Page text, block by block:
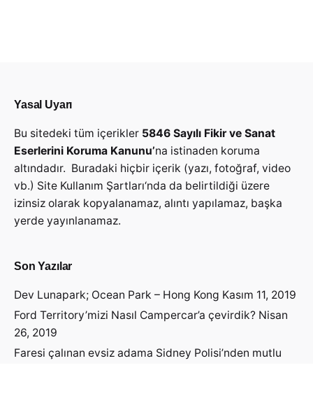
Yasal Uyarı
Bu sitedeki tüm içerikler 5846 Sayılı Fikir ve Sanat
Eserlerini Koruma Kanunu’na istinaden koruma
altındadır. Buradaki hiçbir içerik (yazı, fotoğraf, video
vb.) Site Kullanım Şartları‘nda da belirtildiği üzere
izinsiz olarak kopyalanamaz, alıntı yapılamaz, başka
yerde yayınlanamaz.
Son Yazılar
Dev Lunapark; Ocean Park – Hong Kong Kasım 11, 2019
Ford Territory’mizi Nasıl Campercar’a çevirdik? Nisan
26, 2019
Faresi çalınan evsiz adama Sidney Polisi’nden mutlu